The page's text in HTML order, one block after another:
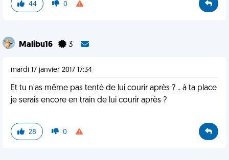
44 0
Malibu16 3
mardi 17 janvier 2017 17:34
Et tu n'as même pas tenté de lui courir après ? .. à ta place
je serais encore en train de lui courir après ?
28 0